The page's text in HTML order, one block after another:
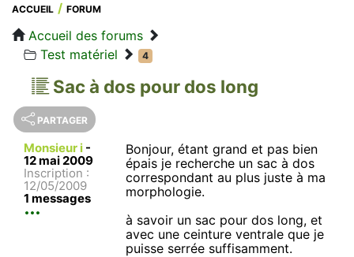
ACCUEIL FORUM
Accueil des forums
Test matériel
4
Sac à dos pour dos long
PARTAGER
Monsieur i -
12 mai 2009
Inscription :
12/05/2009
1 messages
Bonjour, étant grand et pas bien
épais je recherche un sac à dos
correspondant au plus juste à ma
morphologie.
à savoir un sac pour dos long, et
avec une ceinture ventrale que je
puisse serrée suffisamment.